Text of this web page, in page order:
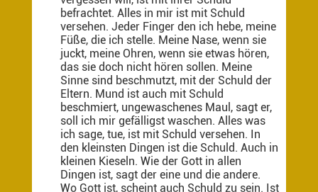
befrachtet. Alles in mir ist mit Schuld
versehen. Jeder Finger den ich hebe, meine
Füße, die ich stelle. Meine Nase, wenn sie
juckt, meine Ohren, wenn sie etwas hören,
das sie doch nicht hören sollen. Meine
Sinne sind beschmutzt, mit der Schuld der
Eltern. Mund ist auch mit Schuld
beschmiert, ungewaschenes Maul, sagt er,
soll ich mir gefälligst waschen. Alles was
ich sage, tue, ist mit Schuld versehen. In
den kleinsten Dingen ist die Schuld. Auch in
kleinen Kieseln. Wie der Gott in allen
Dingen ist, sagt der eine und die andere.
Wo Gott ist, scheint auch Schuld zu sein. Ist